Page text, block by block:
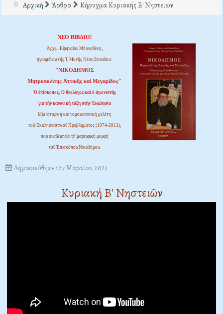
Αρχική Άρθρο Κήρυγμα Κυριακής Β' Νηστειών
ΝΕΟ ΒΙΒΛΙΟ!
Ἀρχιμ. Εἰρηναίου Μπουσδέκη,
ἡγουμένου τῆς Ἱ. Μονῆς Νέου Στουδίου:
"ΝΙΚΟΔΗΜΟΣ
Μητροπολίτης Ἀττικῆς καί Μεγαρίδος"
Ὁ ἐπίσκοπος, Ὁ θεολόγος καί ὁ ἀγωνιστής
γιά τήν κανονική τάξη στήν Ἐκκλησία
Μιά ἱστορική καί νομοκανονική μελέτη
τοῦ Ἐκκλησιαστικοῦ Προβλήματος (1974-2013),
πού ἀναδεικνύει τή μαρτυρική μορφή
τοῦ Ἐπισκόπου Νικοδήμου.
Δημοσιεύθηκε : 27 Μαρτίου 2021
Κυριακή Β' Νηστειῶν